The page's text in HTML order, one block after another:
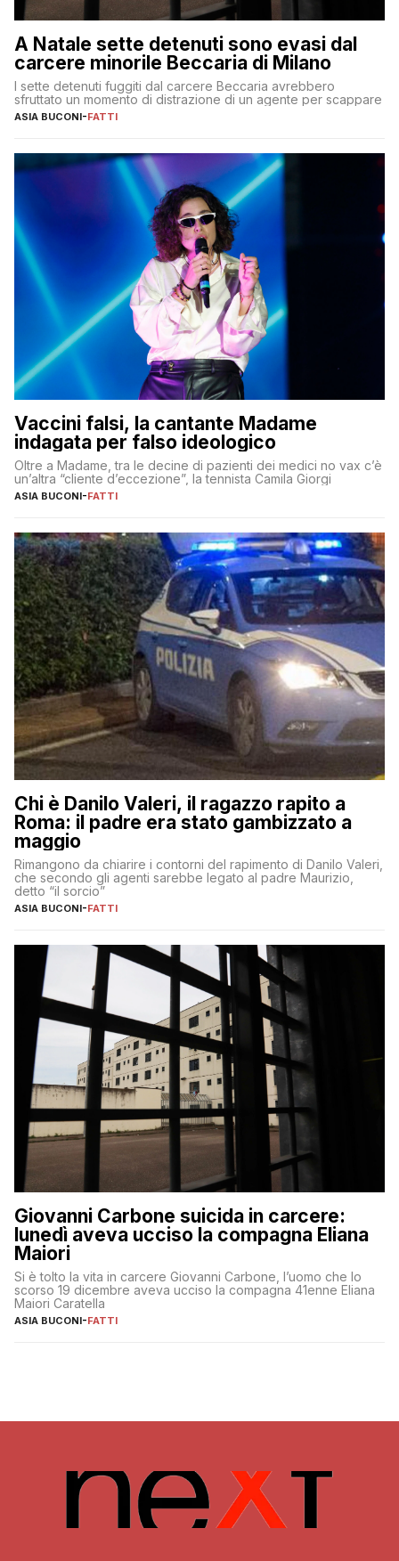
A Natale sette detenuti sono evasi dal
carcere minorile Beccaria di Milano
I sette detenuti fuggiti dal carcere Beccaria avrebbero
sfruttato un momento di distrazione di un agente per scappare
ASIA BUCONI-FATTI
Vaccini falsi, la cantante Madame
indagata per falso ideologico
Oltre a Madame, tra le decine di pazienti dei medici no vax c’è
un’altra “cliente d’eccezione”, la tennista Camila Giorgi
ASIA BUCONI-FATTI
Chi è Danilo Valeri, il ragazzo rapito a
Roma: il padre era stato gambizzato a
maggio
Rimangono da chiarire i contorni del rapimento di Danilo Valeri,
che secondo gli agenti sarebbe legato al padre Maurizio,
detto “il sorcio”
ASIA BUCONI-FATTI
Giovanni Carbone suicida in carcere:
lunedì aveva ucciso la compagna Eliana
Maiori
Si è tolto la vita in carcere Giovanni Carbone, l’uomo che lo
scorso 19 dicembre aveva ucciso la compagna 41enne Eliana
Maiori Caratella
ASIA BUCONI-FATTI